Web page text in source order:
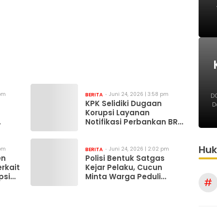
BERITA Juni 24, 2026 | 3:58 pm
KPK Selidiki Dugaan
Korupsi Layanan
Notifikasi Perbankan BRI
BERITA Juni 24, 2026 | 2:02 pm
Polisi Bentuk Satgas
Kejar Pelaku, Cucun
Minta Warga Peduli
#